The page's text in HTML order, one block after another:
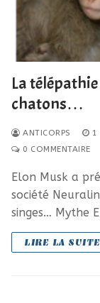
La
chatons…
ANTICORPS 1
0 COMMENTAIRE
Elon Musk a
société
singes… Mythe
LIRE LA